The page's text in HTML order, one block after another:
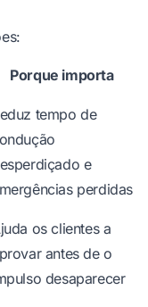
Porque importa
tempo de
e
perdidas
os clientes a
antes de o
desaparecer